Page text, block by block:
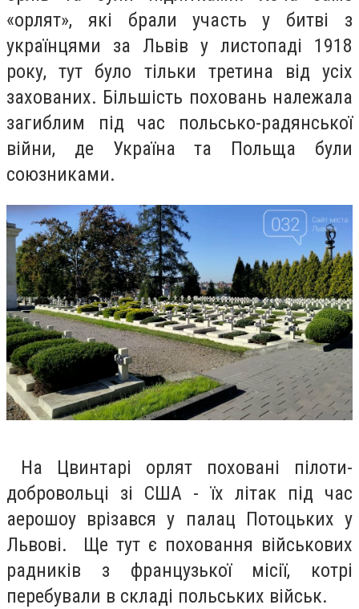
«орлят», які брали участь у битві з
українцями за Львів у листопаді 1918
року, тут було тільки третина від усіх
захованих. Більшість поховань належала
загиблим під час польсько-радянської
війни, де Україна та Польща були
союзниками.
На Цвинтарі орлят поховані пілоти-
добровольці зі США - їх літак під час
аерошоу врізався у палац Потоцьких у
Львові. Ще тут є поховання військових
радників з французької місії, котрі
перебували в складі польських військ.